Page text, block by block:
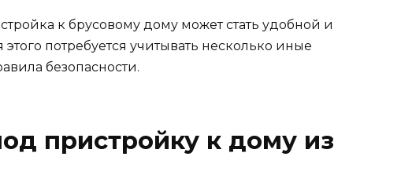
к брусовому дому может стать удобной и
потребуется учитывать несколько иные
безопасности.
пристройку к дому из